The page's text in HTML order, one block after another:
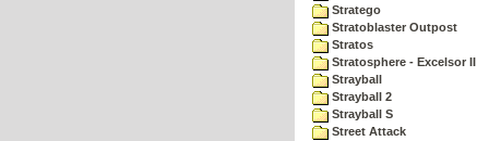
Stratego
Stratoblaster Outpost
Stratos
Stratosphere - Excelsor II
Strayball
Strayball 2
Strayball S
Street Attack